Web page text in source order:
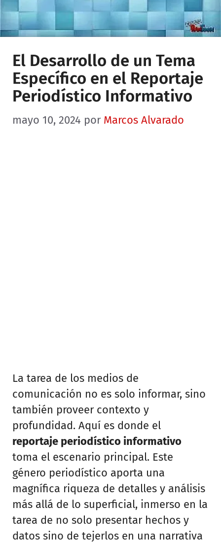
El Desarrollo de un Tema
Específico en el Reportaje
Periodístico Informativo
mayo 10, 2024 por Marcos Alvarado
La tarea de los medios de
comunicación no es solo informar, sino
también proveer contexto y
profundidad. Aquí es donde el
reportaje periodístico informativo
toma el escenario principal. Este
género periodístico aporta una
magnífica riqueza de detalles y análisis
más allá de lo superficial, inmerso en la
tarea de no solo presentar hechos y
datos sino de tejerlos en una narrativa